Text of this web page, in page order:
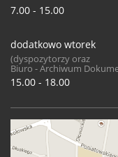
7.00 - 15.00
dodatkowo wtorek
(dyspozytorzy oraz
Biuro - Archiwum
15.00 - 18.00